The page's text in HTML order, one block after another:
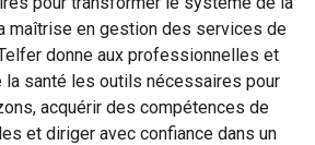
maîtrise en gestion des services de
donne aux professionnelles et
santé les outils nécessaires pour
acquérir des compétences de
et diriger avec confiance dans un